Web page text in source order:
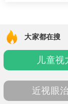
大家都在搜
儿童视
近视眼